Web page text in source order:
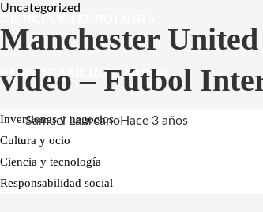
RESPONSABILIDAD SOCIAL
Inversiones y negocios
Cultura y ocio
Ciencia y tecnología
Responsabilidad social
Uncategorized
Manchester
video – Fútbol
Samuel LaureanoHace 3 años